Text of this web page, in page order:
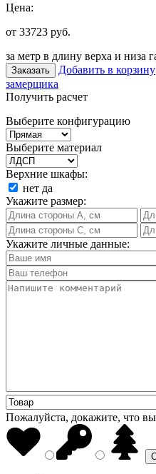
Цена:
от 33723 руб.
за метр в длину верха и низа
Заказать Добавить в корзину
замерщика
Получить расчет
Выберите конфигурацию
Выберите материал
Верхние шкафы:
нет да
Укажите размер:
Укажите личные данные:
Пожалуйста, докажите, что